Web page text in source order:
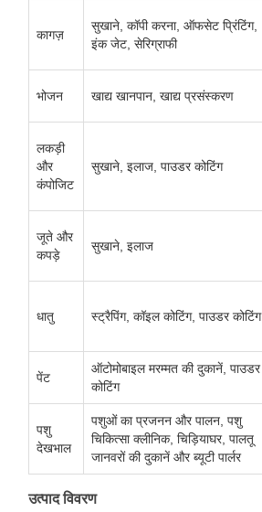
कागज़
सुखाने, कॉपी करना, ऑफसेट प्रिंटिंग,
इंक जेट, सेरिग्राफी
भोजन खाद्य खानपान, खाद्य प्रसंस्करण
लकड़ी
और
कंपोजिट
सुखाने, इलाज, पाउडर कोटिंग
जूते और
कपड़े
सुखाने, इलाज
धातु स्ट्रैपिंग, कॉइल कोटिंग, पाउडर कोटिंग
पेंट
ऑटोमोबाइल मरम्मत की दुकानें, पाउडर
कोटिंग
पशु
देखभाल
पशुओं का प्रजनन और पालन, पशु
चिकित्सा क्लीनिक, चिड़ियाघर, पालतू
जानवरों की दुकानें और ब्यूटी पार्लर
उत्पाद विवरण